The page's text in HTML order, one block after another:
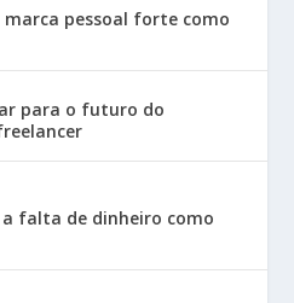
pessoal forte como
para o futuro do
falta de dinheiro como